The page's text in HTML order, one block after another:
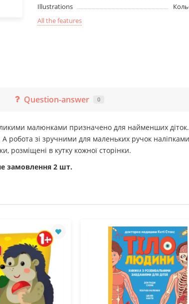
Illustrations
All the features
Question-answer 0
малюнками призначено для найменших
зі зручними для маленьких ручок
розміщені в кутку кожної сторінки.
замовлення 2 шт.